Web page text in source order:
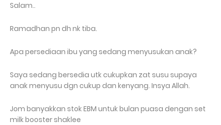
Salam..
Ramadhan pn dh nk tiba.
Apa persediaan ibu yang sedang menyusukan anak?
Saya sedang bersedia utk cukupkan zat susu supaya
anak menyusu dgn cukup dan kenyang. Insya Allah.
Jom banyakkan stok EBM untuk bulan puasa dengan set
milk booster shaklee